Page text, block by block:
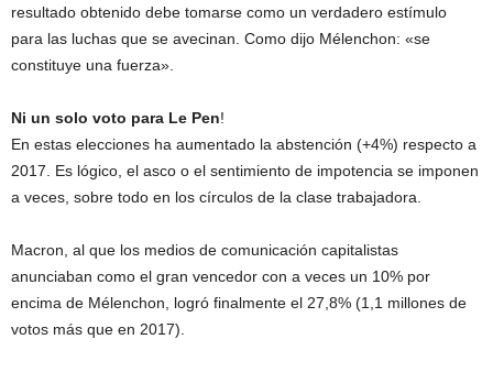
resultado obtenido debe tomarse como un verdadero estímulo
para las luchas que se avecinan. Como dijo Mélenchon: «se
constituye una fuerza».
Ni un solo voto para Le Pen!
En estas elecciones ha aumentado la abstención (+4%) respecto a
2017. Es lógico, el asco o el sentimiento de impotencia se imponen
a veces, sobre todo en los círculos de la clase trabajadora.
Macron, al que los medios de comunicación capitalistas
anunciaban como el gran vencedor con a veces un 10% por
encima de Mélenchon, logró finalmente el 27,8% (1,1 millones de
votos más que en 2017).